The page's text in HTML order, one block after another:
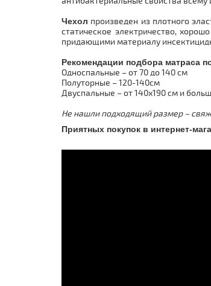
Чехол произведен из плотного
статическое электричество,
придающими материалу
Рекомендации подбора матраса
Односпальные – от 70 до 140 см
Полуторные – 120-140см
Двуспальные – от 140х190 см и
Не нашли подходящий размер –
Приятных покупок в интернет-